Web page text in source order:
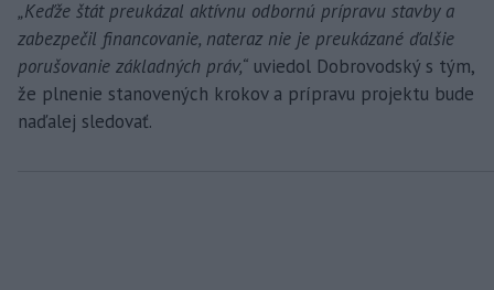
„Keďže štát preukázal aktívnu odbornú prípravu stavby a
zabezpečil financovanie, nateraz nie je preukázané ďalšie
porušovanie základných práv,“ uviedol Dobrovodský s tým,
že plnenie stanovených krokov a prípravu projektu bude
naďalej sledovať.